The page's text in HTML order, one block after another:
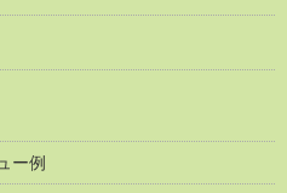
ー例